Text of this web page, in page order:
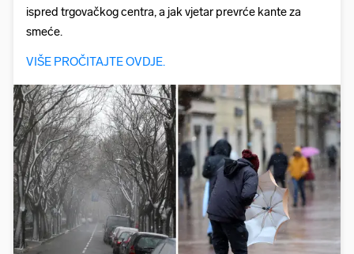
ispred trgovačkog centra, a jak vjetar prevrće kante za
smeće.
VIŠE PROČITAJTE OVDJE.